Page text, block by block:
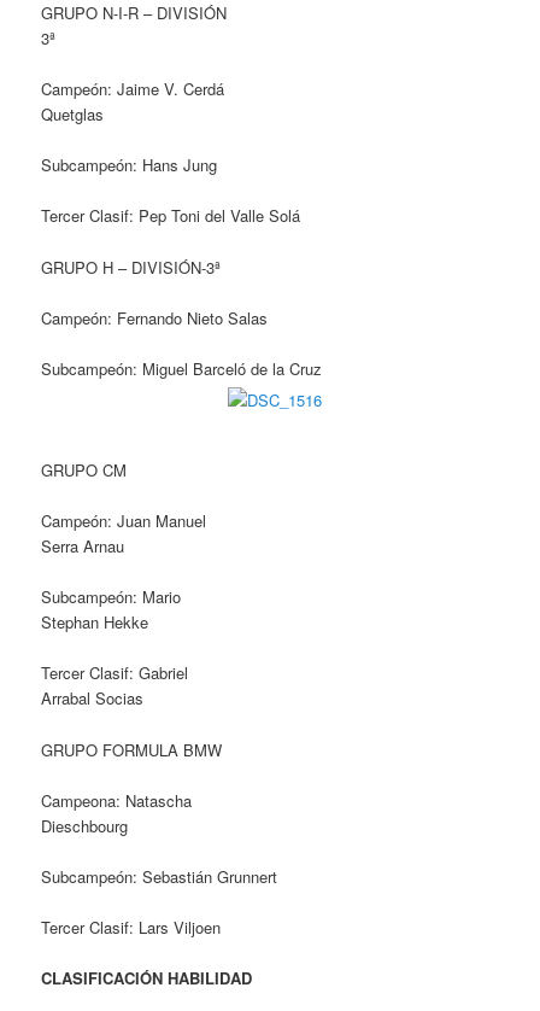
GRUPO N-I-R – DIVISIÓN
3ª
Campeón: Jaime V. Cerdá
Quetglas
Subcampeón: Hans Jung
Tercer Clasif: Pep Toni del Valle Solá
GRUPO H – DIVISIÓN-3ª
Campeón: Fernando Nieto Salas
Subcampeón: Miguel Barceló de la Cruz
GRUPO CM
Campeón: Juan Manuel
Serra Arnau
Subcampeón: Mario
Stephan Hekke
Tercer Clasif: Gabriel
Arrabal Socias
GRUPO FORMULA BMW
Campeona: Natascha
Dieschbourg
Subcampeón: Sebastián Grunnert
Tercer Clasif: Lars Viljoen
CLASIFICACIÓN HABILIDAD